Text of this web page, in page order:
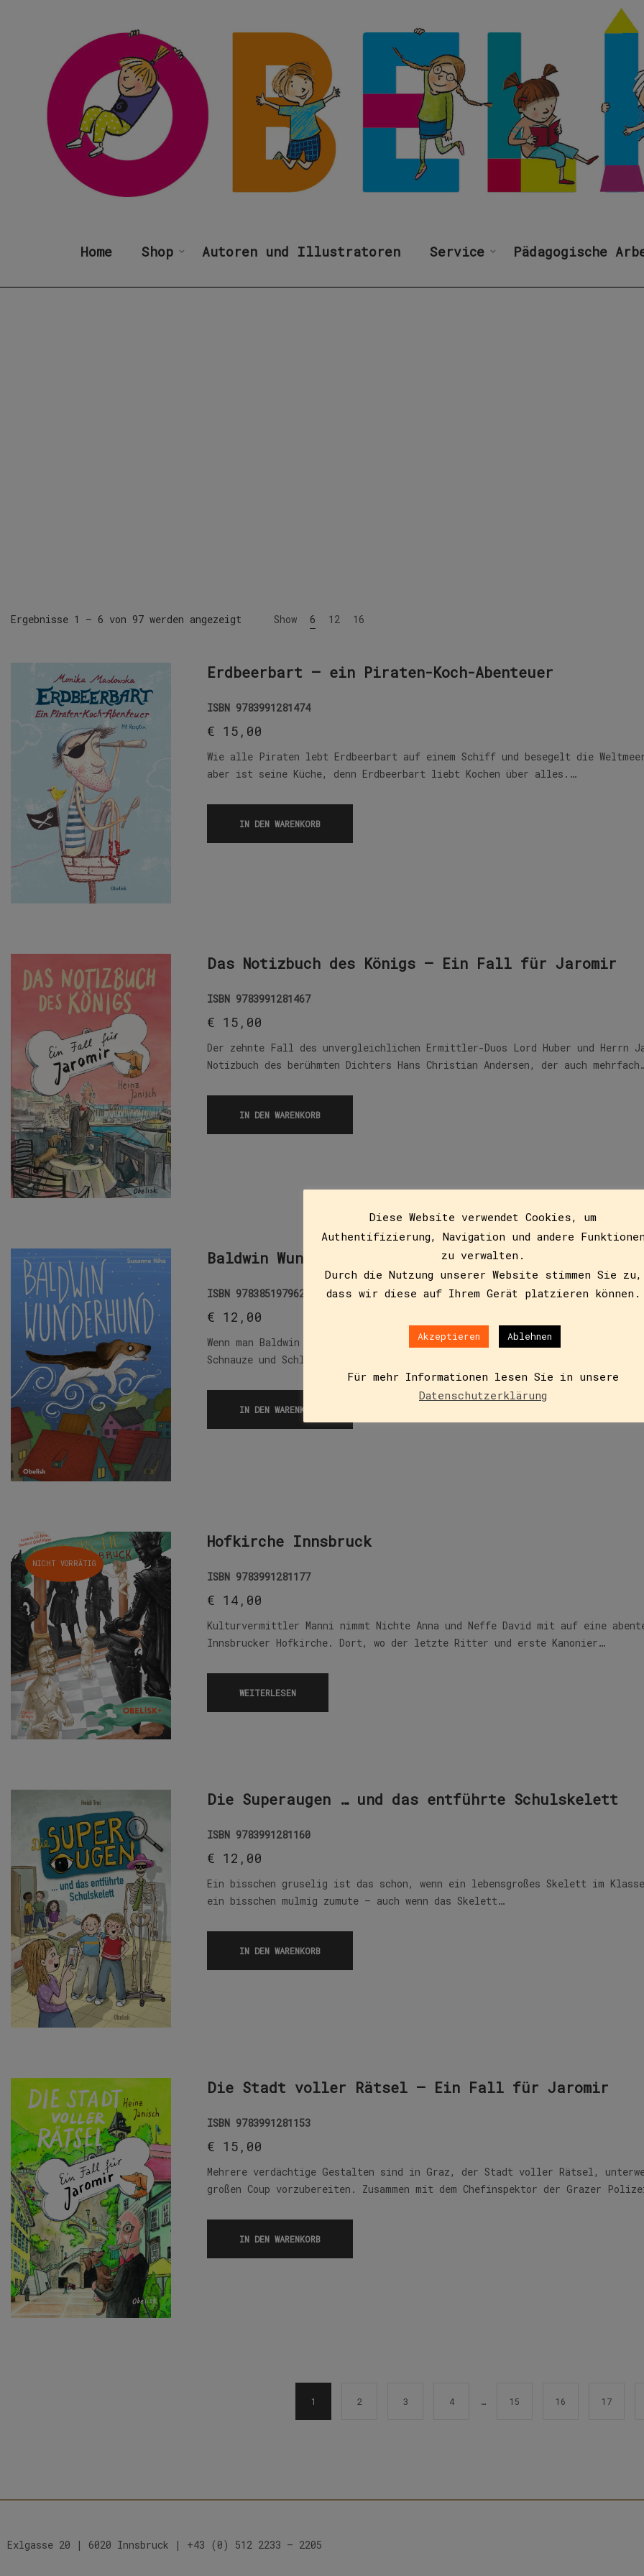
Home Shop Autoren und Illustratoren Service Pädagogische
Ergebnisse 1 – 6 von 97 werden angezeigt Show 6 12 16
Erdbeerbart – ein Piraten-Koch-Abenteuer
ISBN 9783991281474
€ 15,00
Wie alle Piraten lebt Erdbeerbart auf einem Schiff und besegelt die
aber ist seine Küche, denn Erdbeerbart liebt Kochen über alles.…
IN DEN WARENKORB
Das Notizbuch des Königs – Ein Fall für Jaromir
ISBN 9783991281467
€ 15,00
Der zehnte Fall des unvergleichlichen Ermittler-Duos Lord Huber und Herrn
Notizbuch des berühmten Dichters Hans Christian Andersen, der auch
IN DEN WARENKORB
Baldwin Wunderhund
ISBN 9783851979626
€ 12,00
Wenn man Baldwin sieht, könnte man ihn für einen ganz gewöhnlichen Hund
Schnauze und Schlabberohren. Lange Zeit ist Baldwin auch nichts…
IN DEN WARENKORB
NICHT VORRÄTIG
Hofkirche Innsbruck
ISBN 9783991281177
€ 14,00
Kulturvermittler Manni nimmt Nichte Anna und Neffe David mit auf eine
Innsbrucker Hofkirche. Dort, wo der letzte Ritter und erste Kanonier…
WEITERLESEN
Die Superaugen … und das entführte Schulskelett
ISBN 9783991281160
€ 12,00
Ein bisschen gruselig ist das schon, wenn ein lebensgroßes Skelett im
ein bisschen mulmig zumute – auch wenn das Skelett…
IN DEN WARENKORB
Die Stadt voller Rätsel – Ein Fall für Jaromir
ISBN 9783991281153
€ 15,00
Mehrere verdächtige Gestalten sind in Graz, der Stadt voller Rätsel,
großen Coup vorzubereiten. Zusammen mit dem Chefinspektor der Grazer
IN DEN WARENKORB
1 2 3 4 … 15 16 17
Exlgasse 20 | 6020 Innsbruck | +43 (0) 512 2233 – 2205
Diese Website verwendet Cookies, um
Authentifizierung, Navigation und andere Funktionen
zu verwalten.
Durch die Nutzung unserer Website stimmen Sie zu,
dass wir diese auf Ihrem Gerät platzieren können.
Akzeptieren Ablehnen
Für mehr Informationen lesen Sie in unsere
Datenschutzerklärung